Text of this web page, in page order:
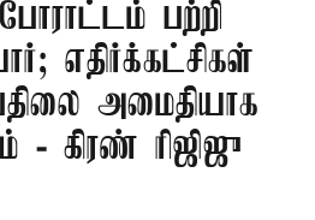
பற்றி
எதிர்க்கட்சிகள்
அமைதியாக
கிரண் ரிஜிஜு